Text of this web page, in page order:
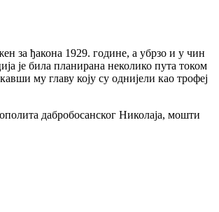
за ђакона 1929. године, а убрзо и у чин
је била планирана неколико пута током
му главу коју су однијели као трофеј
дабробосанског Николаја, мошти